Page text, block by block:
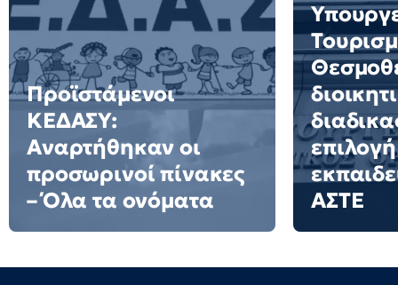
Προϊστάμενοι
ΚΕΔΑΣΥ:
Αναρτήθηκαν οι
προσωρινοί πίνακες
– Όλα τα ονόματα
επιλογή
ΑΣΤΕ